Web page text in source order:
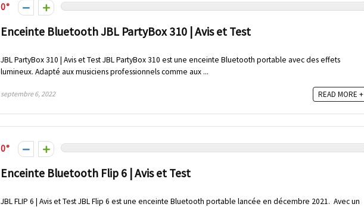
0
Enceinte Bluetooth JBL PartyBox 310 | Avis et Test
JBL PartyBox 310 | Avis et Test JBL PartyBox 310 est une enceinte Bluetooth portable avec des effets
lumineux. Adapté aux musiciens professionnels comme aux ...
septembre 6, 2022 READ MORE +
0
Enceinte Bluetooth Flip 6 | Avis et Test
JBL FLIP 6 | Avis et Test JBL Flip 6 est une enceinte Bluetooth portable lancée en décembre 2021. Avec un